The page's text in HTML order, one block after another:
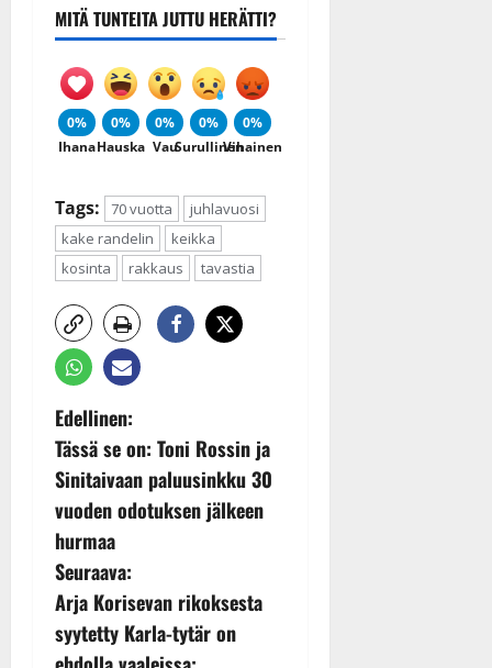
MITÄ TUNTEITA JUTTU HERÄTTI?
0%
Ihana
0%
Hauska
0%
Vau
0%
Surullinen
0%
Vihainen
Tags: 70 vuotta
juhlavuosi
kake randelin
keikka
kosinta
rakkaus tavastia
P
o
s
t
n
a
Edellinen:
Tässä se on: Toni Rossin ja
Sinitaivaan paluusinkku 30
vuoden odotuksen jälkeen
hurmaa
Seuraava:
Arja Korisevan rikoksesta
syytetty Karla-tytär on